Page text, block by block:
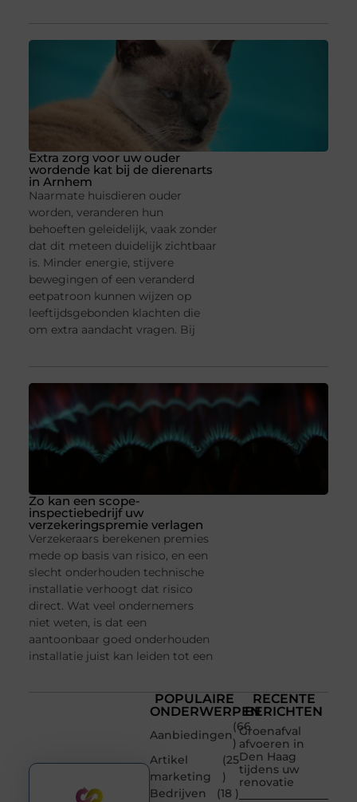
Extra zorg voor uw ouder
wordende kat bij de dierenarts
in Arnhem
Naarmate huisdieren ouder
worden, veranderen hun
behoeften geleidelijk, vaak zonder
dat dit meteen duidelijk zichtbaar
is. Minder energie, stijvere
bewegingen of een veranderd
eetpatroon kunnen wijzen op
leeftijdsgebonden klachten die
om extra aandacht vragen. Bij
Zo kan een scope-
inspectiebedrijf uw
verzekeringspremie verlagen
Verzekeraars berekenen premies
mede op basis van risico, en een
slecht onderhouden technische
installatie verhoogt dat risico
direct. Wat veel ondernemers
niet weten, is dat een
aantoonbaar goed onderhouden
installatie juist kan leiden tot een
POPULAIRE
ONDERWERPEN
Aanbiedingen
(66
)
Artikel
marketing
(25
)
Bedrijven
(18 )
RECENTE
BERICHTEN
Groenafval
afvoeren in
Den Haag
tijdens uw
renovatie